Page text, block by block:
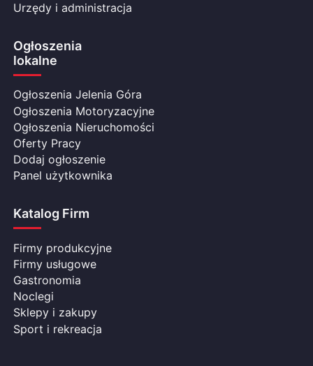
Urzędy i administracja
Ogłoszenia
lokalne
Ogłoszenia Jelenia Góra
Ogłoszenia Motoryzacyjne
Ogłoszenia Nieruchomości
Oferty Pracy
Dodaj ogłoszenie
Panel użytkownika
Katalog Firm
Firmy produkcyjne
Firmy usługowe
Gastronomia
Noclegi
Sklepy i zakupy
Sport i rekreacja